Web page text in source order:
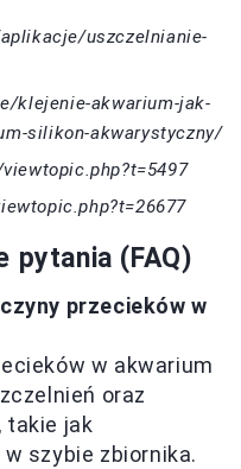
uszczelnianie-
klejenie-akwarium-jak-
silikon-akwarystyczny/
pytania (FAQ)
przecieków w
w akwarium
oraz
takie jak
szybie zbiornika.